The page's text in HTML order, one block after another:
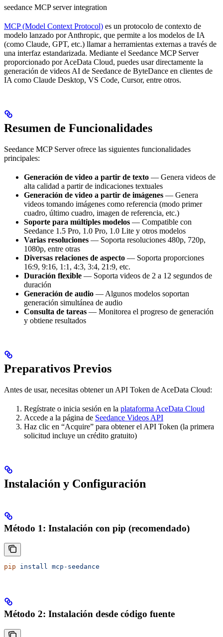
seedance MCP server integration
MCP (Model Context Protocol) es un protocolo de contexto de
modelo lanzado por Anthropic, que permite a los modelos de IA
(como Claude, GPT, etc.) llamar a herramientas externas a través de
una interfaz estandarizada. Mediante el Seedance MCP Server
proporcionado por AceData Cloud, puedes usar directamente la
generación de videos AI de Seedance de ByteDance en clientes de
IA como Claude Desktop, VS Code, Cursor, entre otros.
Resumen de Funcionalidades
Seedance MCP Server ofrece las siguientes funcionalidades
principales:
Generación de video a partir de texto — Genera videos de
alta calidad a partir de indicaciones textuales
Generación de video a partir de imágenes — Genera
videos tomando imágenes como referencia (modo primer
cuadro, último cuadro, imagen de referencia, etc.)
Soporte para múltiples modelos — Compatible con
Seedance 1.5 Pro, 1.0 Pro, 1.0 Lite y otros modelos
Varias resoluciones — Soporta resoluciones 480p, 720p,
1080p, entre otras
Diversas relaciones de aspecto — Soporta proporciones
16:9, 9:16, 1:1, 4:3, 3:4, 21:9, etc.
Duración flexible — Soporta videos de 2 a 12 segundos de
duración
Generación de audio — Algunos modelos soportan
generación simultánea de audio
Consulta de tareas — Monitorea el progreso de generación
y obtiene resultados
Preparativos Previos
Antes de usar, necesitas obtener un API Token de AceData Cloud:
Regístrate o inicia sesión en la plataforma AceData Cloud
Accede a la página de Seedance Videos API
Haz clic en “Acquire” para obtener el API Token (la primera
solicitud incluye un crédito gratuito)
Instalación y Configuración
Método 1: Instalación con pip (recomendado)
pip install mcp-seedance
Método 2: Instalación desde código fuente